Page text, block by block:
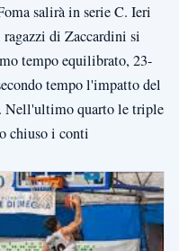
salirà in serie C. Ieri
ragazzi di Zaccardini si
tempo equilibrato, 23-
tempo l'impatto del
Nell'ultimo quarto le triple
chiuso i conti